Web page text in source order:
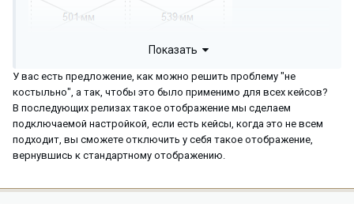
Как быть? Только не советуйте проставить наличие в кол-
Показать
У вас есть предложение, как можно решить проблему "не
костыльно", а так, чтобы это было применимо для всех кейсов?
В последующих релизах такое отображение мы сделаем
подключаемой настройкой, если есть кейсы, когда это не всем
подходит, вы сможете отключить у себя такое отображение,
вернувшись к стандартному отображению.